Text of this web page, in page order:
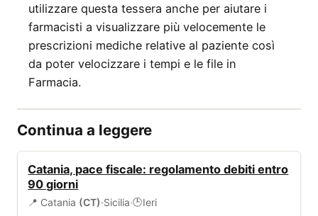
utilizzare questa tessera anche per aiutare i
farmacisti a visualizzare più velocemente le
prescrizioni mediche relative al paziente così
da poter velocizzare i tempi e le file in
Farmacia.
Continua a leggere
Catania, pace fiscale: regolamento debiti entro
90 giorni
📍 Catania (CT)·Sicilia·🕒Ieri